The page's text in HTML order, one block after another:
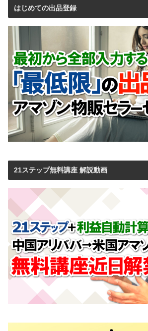
はじめての出品登録
21ステップ無料講座 解説動画